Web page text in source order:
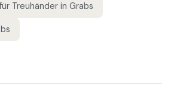
Treuhänder in Grabs